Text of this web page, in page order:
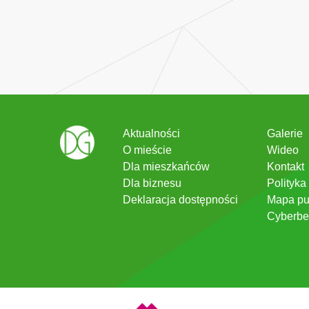
Aktualności
O mieście
Dla mieszkańców
Dla biznesu
Deklaracja dostępności
Galerie
Wideo
Kontakt
Mapa